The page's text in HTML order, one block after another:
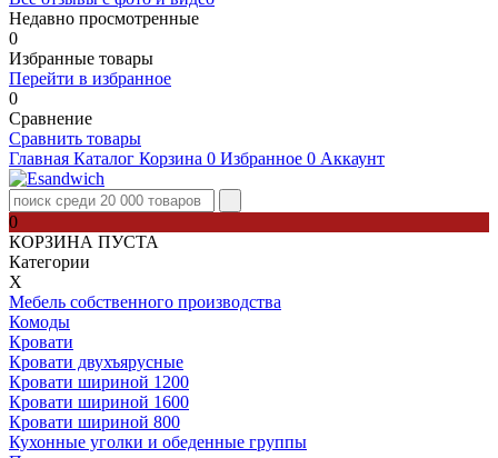
Недавно просмотренные
0
Избранные товары
Перейти в избранное
0
Сравнение
Сравнить товары
Главная Каталог Корзина 0 Избранное 0 Аккаунт
0
КОРЗИНА ПУСТА
Категории
Х
Мебель собственного производства
Комоды
Кровати
Кровати двухъярусные
Кровати шириной 1200
Кровати шириной 1600
Кровати шириной 800
Кухонные уголки и обеденные группы